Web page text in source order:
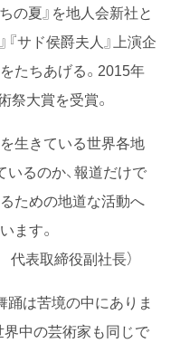
の夏』を地人会新社と
『サド侯爵夫人』上演企
たちあげる。2015年
祭大賞を受賞。
生きている世界各地
るのか、報道だけで
ための地道な活動へ
ます。
代表取締役副社長）
踊は苦境の中にありま
界中の芸術家も同じで